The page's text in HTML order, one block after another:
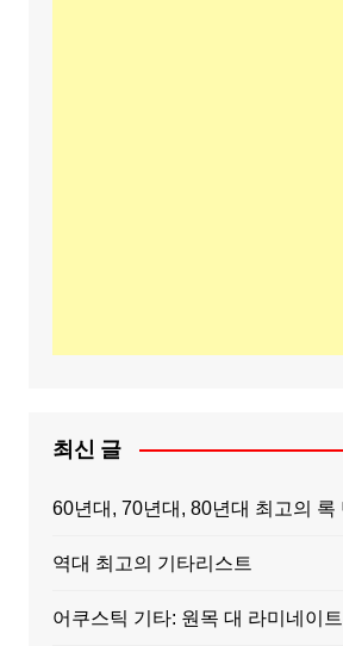
최신 글
60년대, 70년대, 80년대 최고의 록
역대 최고의 기타리스트
어쿠스틱 기타: 원목 대 라미네이